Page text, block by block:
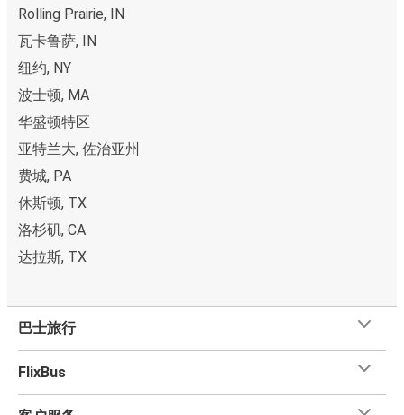
Rolling Prairie, IN
瓦卡鲁萨, IN
纽约, NY
波士顿, MA
华盛顿特区
亚特兰大, 佐治亚州
费城, PA
休斯顿, TX
洛杉矶, CA
达拉斯, TX
巴士旅行
FlixBus